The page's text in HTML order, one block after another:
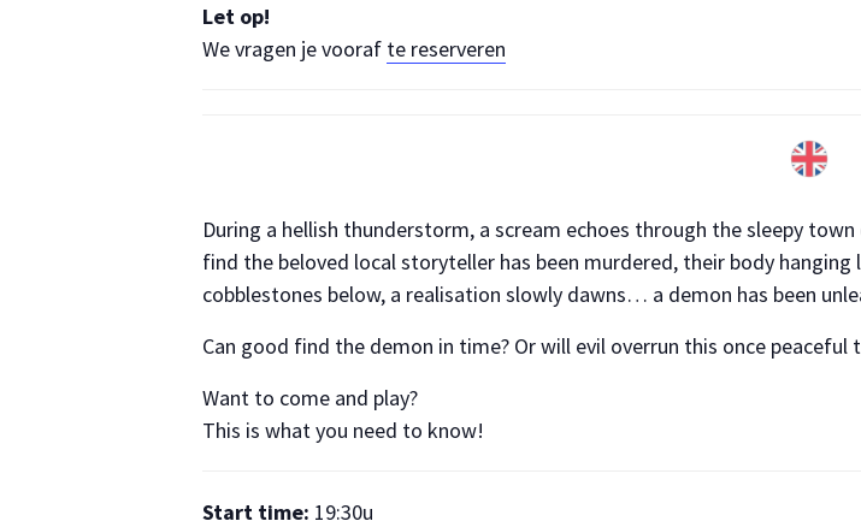
Let op!
We vragen je vooraf te reserveren
During a hellish thunderstorm, a scream echoes through the sleepy
find the beloved local storyteller has been murdered, their body
cobblestones below, a realisation slowly dawns… a demon has been
Can good find the demon in time? Or will evil overrun this once peaceful
Want to come and play?
This is what you need to know!
Start time: 19:30u